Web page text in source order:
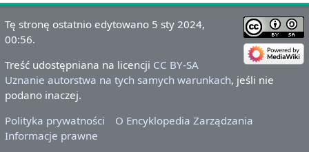
Tę stronę ostatnio edytowano 5 sty 2024,
00:56.
Treść udostępniana na licencji CC BY-SA
Uznanie autorstwa na tych samych warunkach, jeśli nie
podano inaczej.
Polityka prywatności
O Encyklopedia Zarządzania
Informacje prawne